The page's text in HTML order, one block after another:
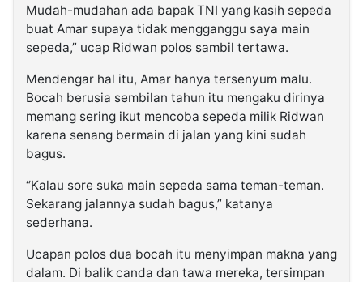
Mudah-mudahan ada bapak TNI yang kasih sepeda
buat Amar supaya tidak mengganggu saya main
sepeda,” ucap Ridwan polos sambil tertawa.
Mendengar hal itu, Amar hanya tersenyum malu.
Bocah berusia sembilan tahun itu mengaku dirinya
memang sering ikut mencoba sepeda milik Ridwan
karena senang bermain di jalan yang kini sudah
bagus.
“Kalau sore suka main sepeda sama teman-teman.
Sekarang jalannya sudah bagus,” katanya
sederhana.
Ucapan polos dua bocah itu menyimpan makna yang
dalam. Di balik canda dan tawa mereka, tersimpan